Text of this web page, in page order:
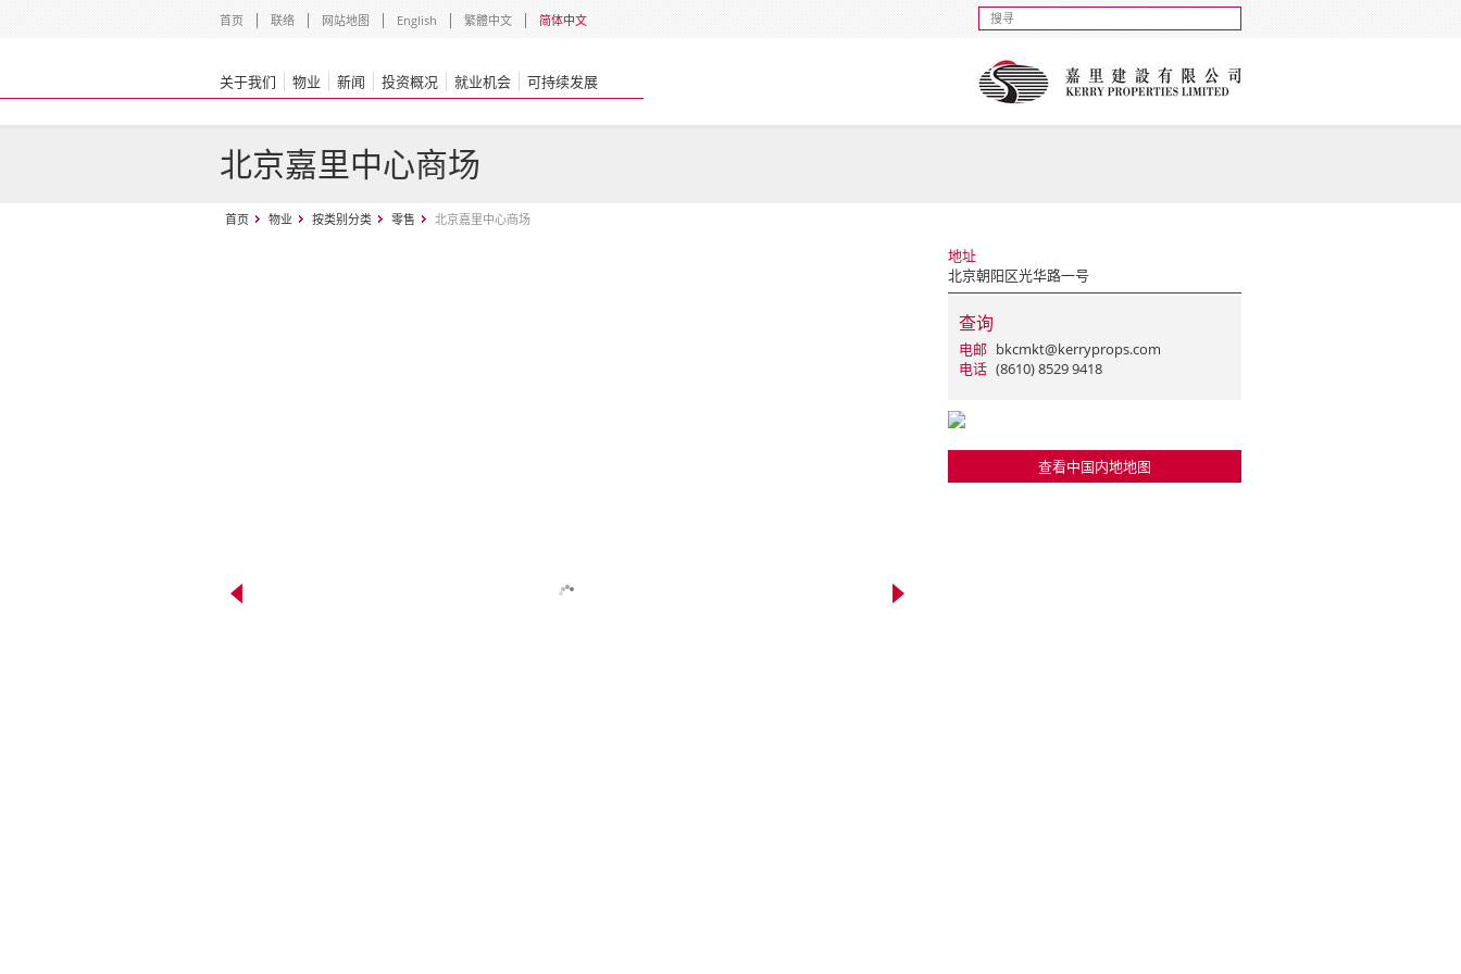
首页 联络 网站地图 English 繁體中文 简体中文
关于我们 物业 新闻 投资概况 就业机会 可持续发展
北京嘉里中心商场
首页 物业 按类别分类 零售 北京嘉里中心商场
地址
北京朝阳区光华路一号
查询
电邮 bkcmkt@kerryprops.com
电话 (8610) 8529 9418
查看中国内地地图